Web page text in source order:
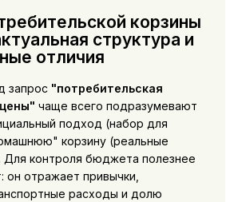
корзины
структура и
отличия
запрос "потребительская
чаще всего подразумевают
подход (набор для
корзину (реальные
Для контроля бюджета полезнее
он отражает привычки,
расходы и долю